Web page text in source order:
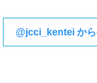
@jcci_kentei から